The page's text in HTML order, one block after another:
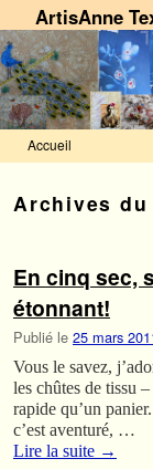
ArtisAnne
Accueil
Archives
En cinq sec,
étonnant!
Publié le 25 mars
Vous le savez,
les chûtes de tissu
rapide qu’un
c’est aventuré, …
Lire la suite →